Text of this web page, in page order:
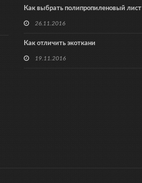
Как выбрать полипропиленовый лист
26.11.2016
Как отличить экоткани
19.11.2016